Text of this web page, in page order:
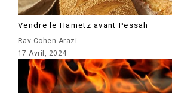
Vendre le Hametz avant Pessah
Rav Cohen Arazi
17 Avril, 2024